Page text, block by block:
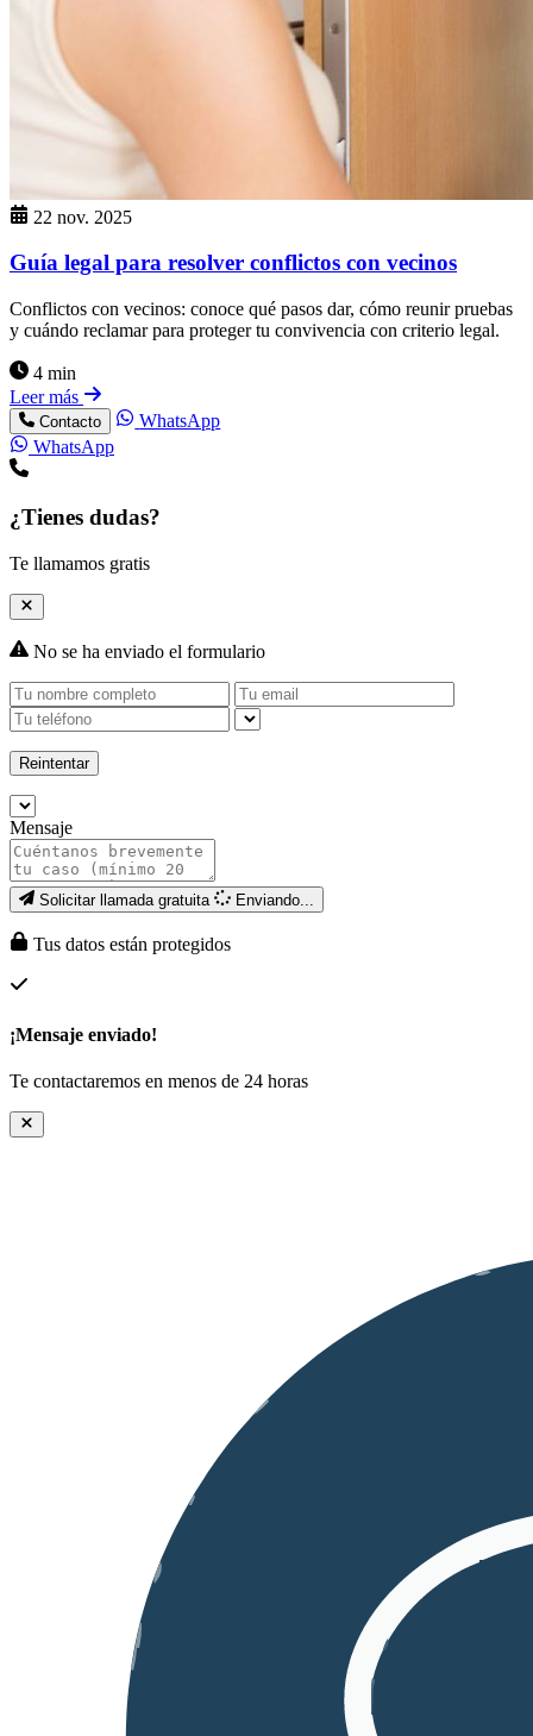
22 nov. 2025
Guía legal para resolver conflictos con vecinos
Conflictos con vecinos: conoce qué pasos dar, cómo reunir pruebas
y cuándo reclamar para proteger tu convivencia con criterio legal.
4 min
Leer más
Contacto
WhatsApp
WhatsApp
¿Tienes dudas?
Te llamamos gratis
No se ha enviado el formulario
Reintentar
Mensaje
Solicitar llamada gratuita Enviando...
Tus datos están protegidos
¡Mensaje enviado!
Te contactaremos en menos de 24 horas